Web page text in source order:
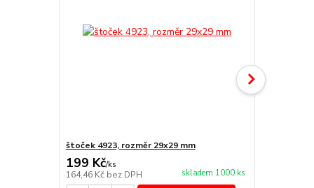
štoček 4923, rozměr 29x29 mm
199 Kč/ks
164,46 Kč bez DPH skladem 1000 ks